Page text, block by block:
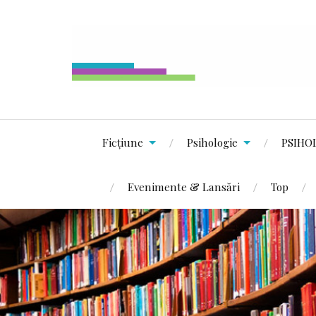
Ficțiune Psihologie
Evenimente & Lansări Top